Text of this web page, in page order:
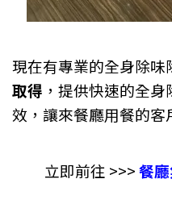
現在有專業的全身除味
取得 ，提供快速的全
效，讓來餐廳用餐的客
立即前往 >>>餐